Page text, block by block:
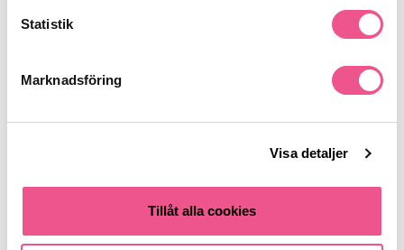
Statistik
Marknadsföring
Visa detaljer
Tillåt alla cookies